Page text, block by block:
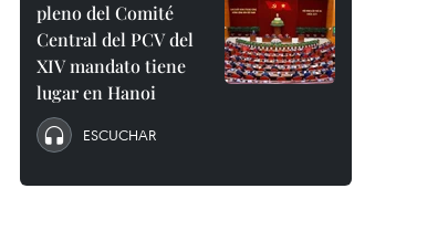
pleno del Comité
Central del PCV del
XIV mandato tiene
lugar en Hanoi
ESCUCHAR